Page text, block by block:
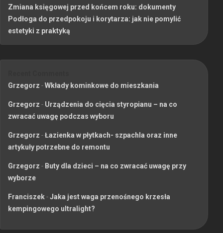
Zmiana księgowej przed końcem roku: dokumenty
Podłoga do przedpokoju i korytarza: jak nie pomylić
estetyki z praktyką
Grzegorz -Wkłady kominkowe do mieszkania
Grzegorz - Urządzenia do cięcia styropianu – na co
zwracać uwagę podczas wyboru
Grzegorz -Łazienka w płytkach- szpachla oraz inne
artykuły potrzebne do remontu
Grzegorz - Buty dla dzieci – na co zwracać uwagę przy
wyborze
Franciszek-Jaka jest waga przenośnego krzesła
kempingowego ultralight?